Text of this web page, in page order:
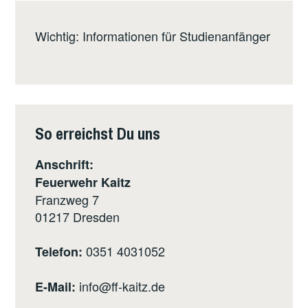
Wichtig: Informationen für Studienanfänger
So erreichst Du uns
Anschrift:
Feuerwehr Kaitz
Franzweg 7
01217 Dresden
Telefon:0351 4031052
E-Mail: info@ff-kaitz.de